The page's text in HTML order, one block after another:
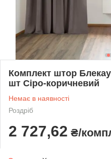
Комплект штор
шт Сіро-коричневий
Немає в наявності
Роздріб
2 727,62 ₴/